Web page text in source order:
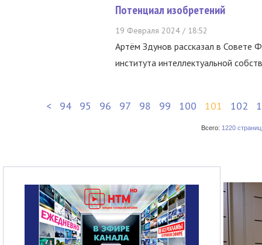
Потенциал изобретений
19 Февраля 2024 / 18:52
Артём Здунов рассказал в
института интеллектуальной
< 94 95 96 97 98 99 100 101 102
Всего: 1220 страниц